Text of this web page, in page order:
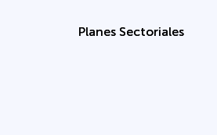
Planes Sectoriales